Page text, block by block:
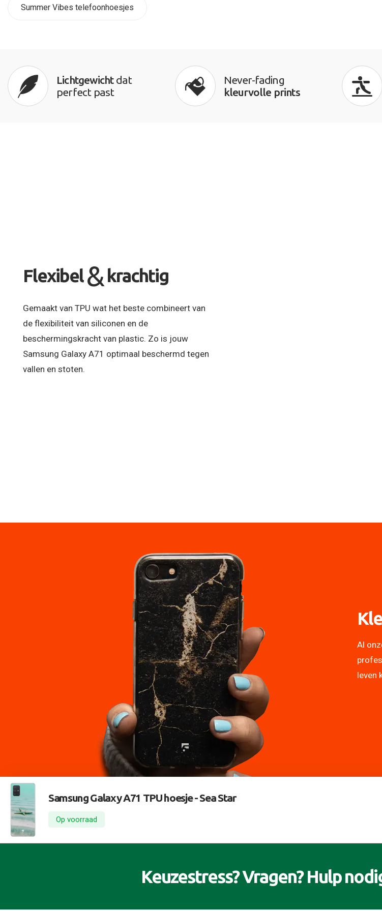
Summer Vibes telefoonhoesjes
Lichtgewichtdat
perfect past
Never-fading
kleurvolle prints
Flexibel & krachtig
Gemaakt van TPU wat het beste combineert van
de flexibiliteit van siliconen en de
beschermingskracht van plastic. Zo is jouw
Samsung Galaxy A71 optimaal beschermd tegen
vallen en stoten.
Al
leven
Samsung Galaxy A71 TPU hoesje -Sea Star
Op voorraad
Keuzestress? Vragen? Hulp